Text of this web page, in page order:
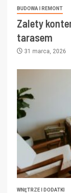
BUDOWA I REMONT
Zalety
tarasem
31 marca, 2026
WNĘTRZE I DODATKI